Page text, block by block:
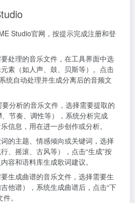
Studio官网，按提示完成注册和登
处理的音乐文件，在工具界面中选
素（如人声、鼓、贝斯等）。点击
统自动处理并生成分离后的音频文
分析的音乐文件，选择需要提取的
节奏、调性等），系统分析完成
信息，用在进一步创作或分析。
的主题、情感倾向或关键词，选择
、摇滚、古风等），点击“生成”按
容和语料库生成歌词建议。
生成曲谱的音乐文件，选择需要生
他谱），系统生成曲谱后，点击“下
。